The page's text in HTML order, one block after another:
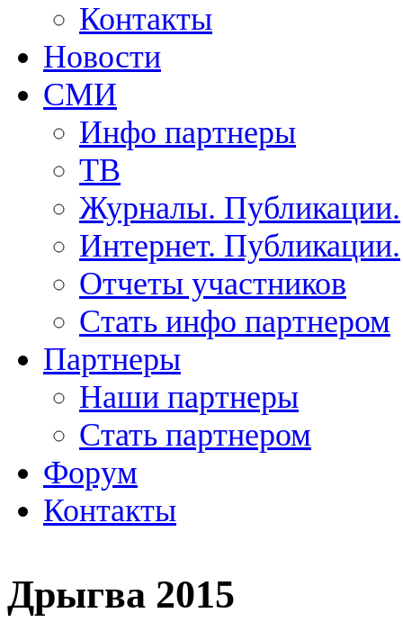
Контакты
Новости
СМИ
Инфо партнеры
ТВ
Журналы. Публикации.
Интернет. Публикации.
Отчеты участников
Стать инфо партнером
Партнеры
Наши партнеры
Стать партнером
Форум
Контакты
Дрыгва 2015